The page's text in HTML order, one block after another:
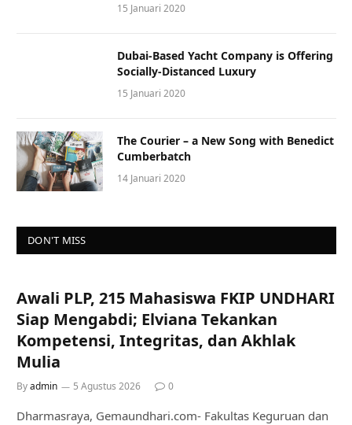
15 Januari 2020
Dubai-Based Yacht Company is Offering
Socially-Distanced Luxury
15 Januari 2020
The Courier – a New Song with Benedict
Cumberbatch
14 Januari 2020
DON'T MISS
Awali PLP, 215 Mahasiswa FKIP UNDHARI
Siap Mengabdi; Elviana Tekankan
Kompetensi, Integritas, dan Akhlak
Mulia
Byadmin 5 Agustus 2026 0
Dharmasraya, Gemaundhari.com- Fakultas Keguruan dan